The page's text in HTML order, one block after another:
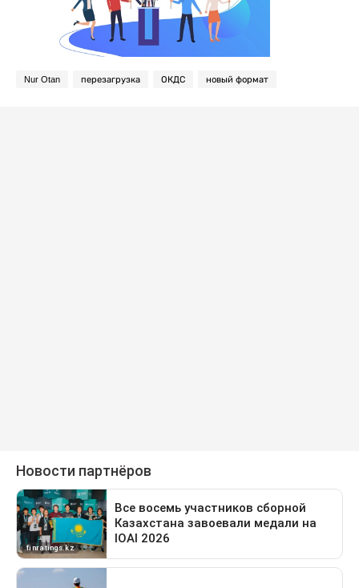
Nur Otan перезагрузка ОКДС новый формат